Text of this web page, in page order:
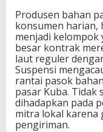
Produsen bahan
konsumen harian,
menjadi kelompok
besar kontrak
laut reguler
Suspensi
rantai pasok
pasar Kuba. Tidak
dihadapkan pada
mitra lokal karena
pengiriman.